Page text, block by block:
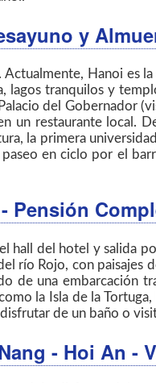
y
Hanoi es
lagos tranquilos y
del Gobernador
un restaurante local.
la primera
paseo en ciclo por el
- Pensión
hall del hotel y salida
río Rojo, con paisajes
de una embarcación
la Isla de la
de un baño o
- Hoi An -